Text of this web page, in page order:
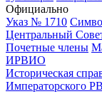
Официально
Указ № 1710
Центральный
Почетные члены
ИРВИО
Историческая
Императорского